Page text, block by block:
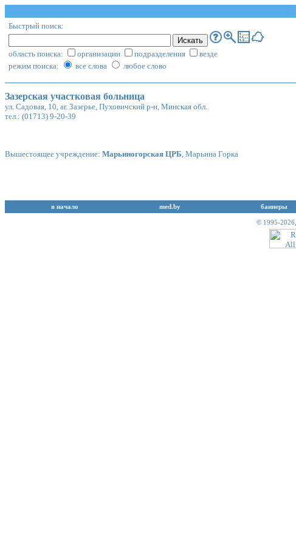
Быстрый поиск:
область поиска: организации подразделения
везде
режим поиска:
все слова любое слово
Зазерская участковая больница
ул. Садовая, 10, аг. Зазерье, Пуховичский р-н, Минская обл.
тел.: (01713) 9-20-39
Вышестоящее учреждение: Марьиногорская ЦРБ , Марьина Горка
в начало
med.by баннеры
© 1995-2026,